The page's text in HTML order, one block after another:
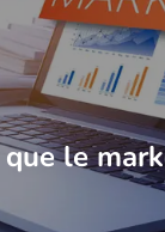
le